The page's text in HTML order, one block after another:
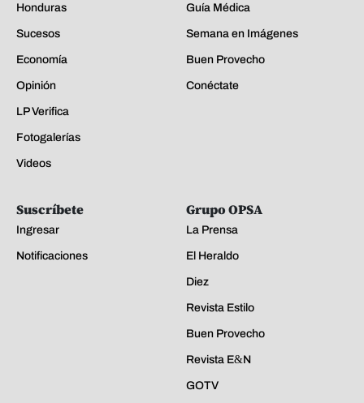
Honduras
Sucesos
Economía
Opinión
LP Verifica
Fotogalerías
Videos
Guía Médica
Semana en Imágenes
Buen Provecho
Conéctate
Suscríbete
Ingresar
Notificaciones
Grupo OPSA
La Prensa
El Heraldo
Diez
Revista Estilo
Buen Provecho
Revista E&N
GOTV